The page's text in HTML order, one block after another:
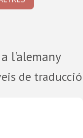
l'alemany
de traducció